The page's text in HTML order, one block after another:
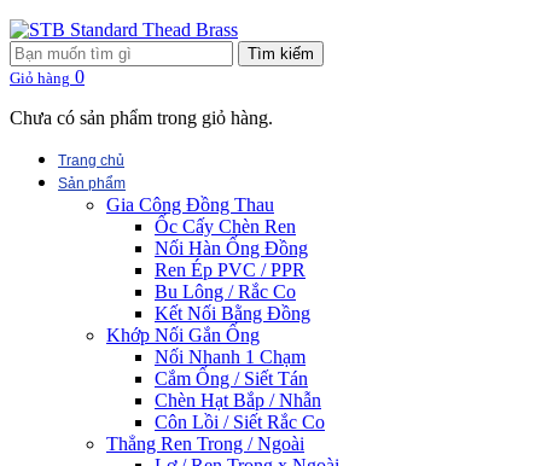
Tìm kiếm
Giỏ hàng 0
Chưa có sản phẩm trong giỏ hàng.
Trang chủ
Sản phẩm
Gia Công Đồng Thau
Ốc Cấy Chèn Ren
Nối Hàn Ống Đồng
Ren Ép PVC / PPR
Bu Lông / Rắc Co
Kết Nối Bằng Đồng
Khớp Nối Gắn Ống
Nối Nhanh 1 Chạm
Cắm Ống / Siết Tán
Chèn Hạt Bắp / Nhẫn
Côn Lồi / Siết Rắc Co
Thẳng Ren Trong / Ngoài